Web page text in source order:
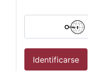
Identificarse